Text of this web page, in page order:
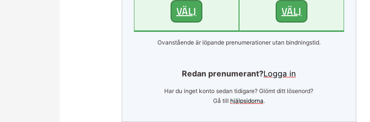
VÄLJ VÄLJ
Ovanstående är löpande prenumerationer utan bindningstid.
Redan prenumerant?Logga in
Har du inget konto sedan tidigare? Glömt ditt lösenord?
Gå till hjälpsidorna.